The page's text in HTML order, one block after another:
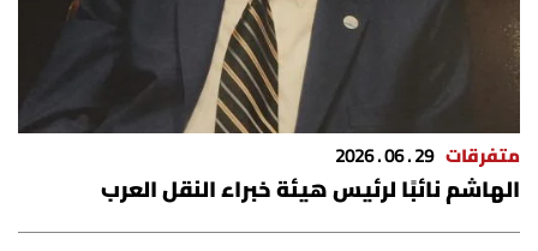
متفرقات 29 . 06 . 2026
الهاشم نائبًا لرئيس هيئة خبراء النقل العرب